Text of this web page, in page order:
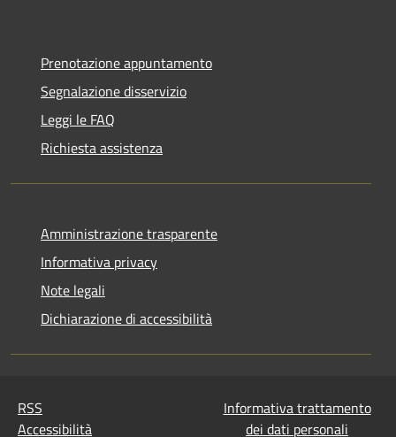
Prenotazione appuntamento
Segnalazione disservizio
Leggi le FAQ
Richiesta assistenza
Amministrazione trasparente
Informativa privacy
Note legali
Dichiarazione di accessibilità
RSS
Accessibilità
Informativa trattamento
dei dati personali